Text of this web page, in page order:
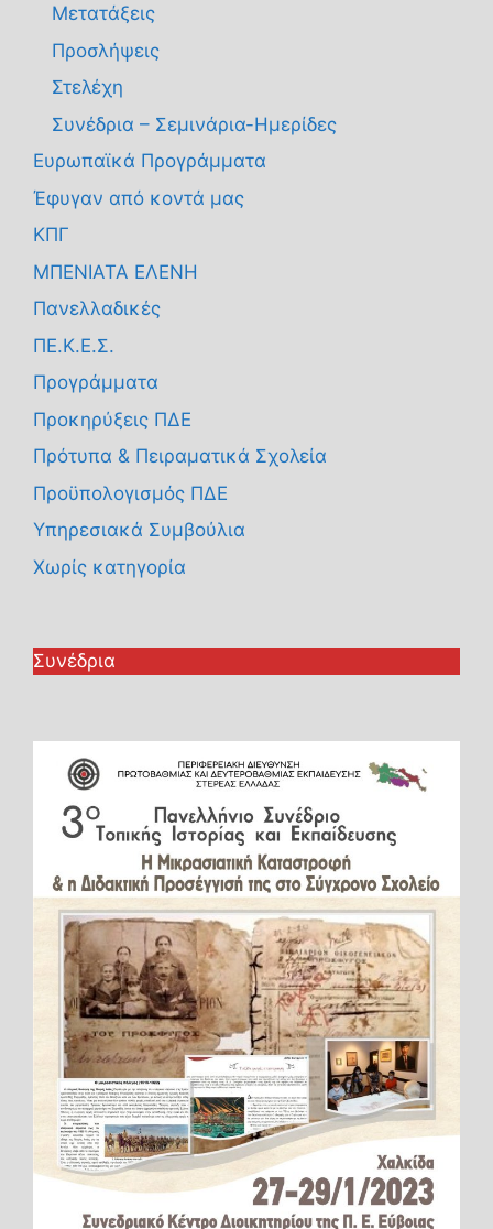
Μετατάξεις
Προσλήψεις
Στελέχη
Συνέδρια – Σεμινάρια-Ημερίδες
Ευρωπαϊκά Προγράμματα
Έφυγαν από κοντά μας
ΚΠΓ
ΜΠΕΝΙΑΤΑ ΕΛΕΝΗ
Πανελλαδικές
ΠΕ.Κ.Ε.Σ.
Προγράμματα
Προκηρύξεις ΠΔΕ
Πρότυπα & Πειραματικά Σχολεία
Προϋπολογισμός ΠΔΕ
Υπηρεσιακά Συμβούλια
Χωρίς κατηγορία
Συνέδρια